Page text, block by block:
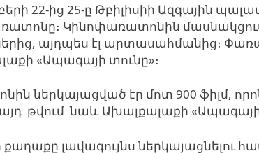
22-ից 25-ը Թբիլիսիի Ազգային
Կինոփառատոնին
այդպես էլ արտասահմանից։
«Ապագայի տունը»։
ներկայացված էր մոտ 900 ֆիլմ,
այդ թվում նաև Ախալքալաքի
քաղաքը լավագույնս ներկայացնելու